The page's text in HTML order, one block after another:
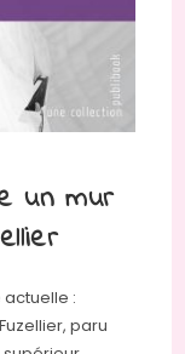
un mur
:
paru